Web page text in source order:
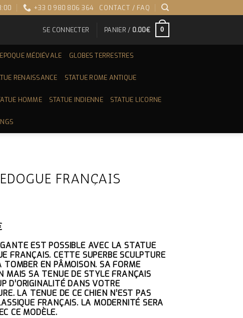
+33 0 980 806 364 CONTACT / FAQ
SE CONNECTER PANIER / 0.00€ 0
MÉDIÉVALE GLOBES TERRESTRES
RENAISSANCE STATUE ROME ANTIQUE
HOMME STATUE INDIENNE STATUE LICORNE
FRANÇAIS
PRIX
ACTUEL
EST :
147.35€.
EST POSSIBLE AVEC LA STATUE
FRANÇAIS. CETTE SUPERBE SCULPTURE
TOMBER EN PÂMOISON. SA FORME
MAIS SA TENUE DE STYLE FRANÇAIS
D’ORIGINALITÉ DANS VOTRE
LA TENUE DE CE CHIEN N’EST PAS
FRANÇAIS. LA MODERNITÉ SERA
CE MODÈLE.